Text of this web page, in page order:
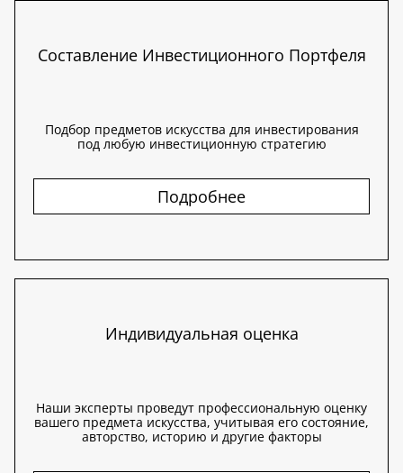
Составление Инвестиционного Портфеля
Подбор предметов искусства для инвестирования
под любую инвестиционную стратегию
Подробнее
Индивидуальная оценка
Наши эксперты проведут профессиональную оценку
вашего предмета искусства, учитывая его состояние,
авторство, историю и другие факторы